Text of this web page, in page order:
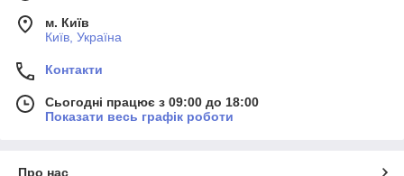
м. Київ
Київ, Україна
Контакти
Сьогодні працює з 09:00 до 18:00
Показати весь графік роботи
Про нас